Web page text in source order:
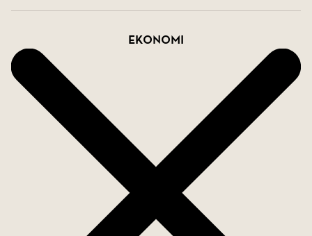
i kvarnen med mera. Via samfällighet har man
runt. Från Orienterarvägen är det en kort
promenad bort till samfällighetens badplats som
utgör byns hjärta här finns förutom ett välordnat
bad även lekpark, fotbollsplan, utegym med mera.
Området etablerades som fritidsområde på 70-
talet, i takt med att Örebro växt har området växlat
upp och folket fått upp ögonen för denna unik
plats endast 20 minuter från Örebro!
Ekonomi